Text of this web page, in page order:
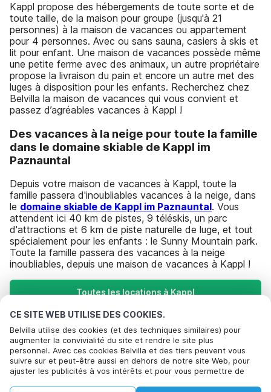
CE SITE WEB UTILISE DES COOKIES.
Belvilla utilise des cookies (et des techniques similaires) pour
augmenter la convivialité du site et rendre le site plus
personnel. Avec ces cookies Belvilla et des tiers peuvent vous
suivre sur et peut-être aussi en dehors de notre site Web, pour
ajuster les publicités à vos intérêts et pour vous permettre de
Kappl propose des hébergements de toute sorte et de
toute taille, de la maison pour groupe (jusqu'à 21
personnes) à la maison de vacances ou appartement
pour 4 personnes. Avec ou sans sauna, casiers à skis et
lit pour enfant. Une maison de vacances possède même
une petite ferme avec des animaux, un autre propriétaire
propose la livraison du pain et encore un autre met des
luges à disposition pour les enfants. Recherchez chez
Belvilla la maison de vacances qui vous convient et
passez d’agréables vacances à Kappl !
Des vacances à la neige pour toute la famille
dans le domaine skiable de Kappl im
Paznauntal
Depuis votre maison de vacances à Kappl, toute la
famille passera d'inoubliables vacances à la neige, dans
le domaine skiable de Kappl im Paznauntal. Vous
attendent ici 40 km de pistes, 9 téléskis, un parc
d'attractions et 6 km de piste naturelle de luge, et tout
spécialement pour les enfants : le Sunny Mountain park.
Toute la famille passera des vacances à la neige
inoubliables, depuis une maison de vacances à Kappl !
Toutes les locations à Kappl
Destinations les plus populaires pour les
vacances
Villes offrant les meilleures commodités pour les vacances
Bel om te boeken